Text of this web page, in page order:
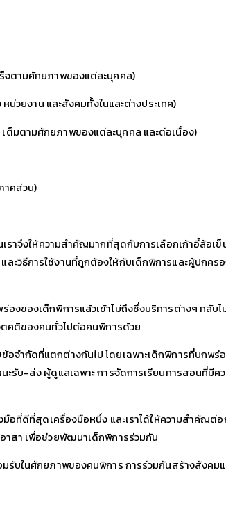
จตามศักยภาพของแต่ละบุคคล)
วยงาน และสังคมทั้งในและต่างประเทศ)
ต็มตามศักยภาพของแต่ละบุคคล และต่อเนื่อง)
าคส่วน)
ราจึงให้ความสำคัญมากที่สุดกับการเลือกเก้าอี้ล้อเ
และวิธีการใช้งานที่ถูกต้องให้กับเด็กพิการและผู้ปกคร
องของเด็กพิการแล้วเข้าไม่ถึงซึ่งบริการต่างๆกลับ
ตคติของคนทั่วไปต่อคนพิการด้วย
อจำกัดที่แตกต่างกันไปโดยเฉพาะเด็กพิการที่บกพร่
ะรับ-ส่งผู้ดูแลเฉพาะการจัดการเรียนการสอนที่มีค
มือที่ดีที่สุดเครื่องมือหนึ่ง และเราได้ให้ความสำคัญต่
าสา เพื่อช่วยพัฒนาเด็กพิการร่วมกัน
มรับในศักยภาพของคนพิการการร่วมกันสร้างสังคม